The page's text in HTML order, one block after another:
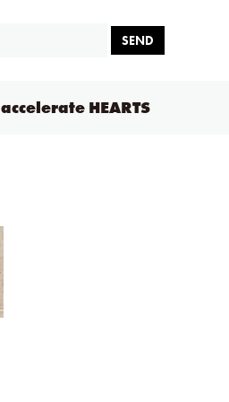
SEND
accelerate HEARTS